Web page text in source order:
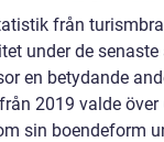
från
under de
en betydande
2019 valde
sin boendeform